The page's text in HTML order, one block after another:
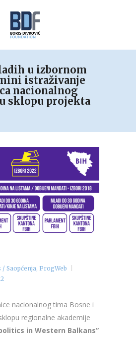
u izbornom
istraživanje
nacionalnog
sklopu projekta
/ Saopćenja, ProgWeb
nacionalnog tima Bosne i
regionalne akademije
in Western Balkans”